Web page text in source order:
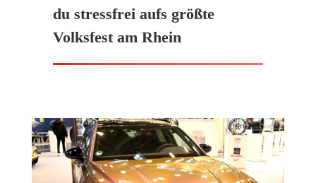
du stressfrei aufs größte
Volksfest am Rhein